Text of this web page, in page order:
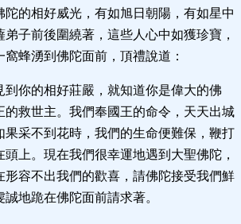
陀的相好威光，有如旭日朝陽，有如星中
子前後圍繞著，這些人心中如獲珍寶，
蜂湧到佛陀面前，頂禮說道：
到你的相好莊嚴，就知道你是偉大的佛
的救世主。我們奉國王的命令，天天出城
果采不到花時，我們的生命便難保，鞭打
上。現在我們很幸運地遇到大聖佛陀，
形容不出我們的歡喜，請佛陀接受我們鮮
地跪在佛陀面前請求著。